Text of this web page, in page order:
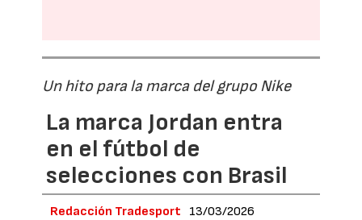
Un hito para la marca del grupo Nike
La marca Jordan entra
en el fútbol de
selecciones con Brasil
Redacción Tradesport 13/03/2026